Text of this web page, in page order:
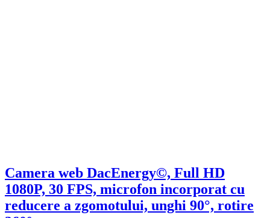
Camera web DacEnergy©, Full HD
1080P, 30 FPS, microfon incorporat cu
reducere a zgomotului, unghi 90°, rotire